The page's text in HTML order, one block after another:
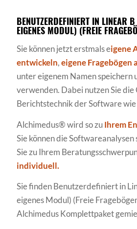
BENUTZERDEFINIERT IN LINEAR
EIGENES MODUL) (FREIE
Sie können jetzt erstmals eigene
entwickeln,eigene Fragebögen
unter eigenem Namen speichern
verwenden. Dabei nutzen Sie die
Berichtstechnik der Software
Alchimedus® wird so zuIhrem
Sie können die Softwareanalysen
Sie zu Ihrem
individuell.
Sie finden Benutzerdefiniert in
eigenes Modul) (Freie
Alchimedus Komplettpaket